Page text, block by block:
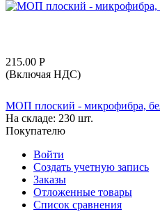
215.00 Р
(Включая НДС)
МОП плоский - микрофибра,
На складе: 230 шт.
Покупателю
Войти
Создать учетную запись
Заказы
Отложенные товары
Список сравнения